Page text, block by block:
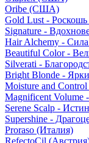
Oribe (США)
Gold Lust - Роскошь
Signature -
Hair Alchemy -
Beautiful Color -
Silverati -
Bright Blonde -
Moisture and
Magnificent Volume
Serene Scalp -
Supershine -
Proraso (Италия)
RefectoCil